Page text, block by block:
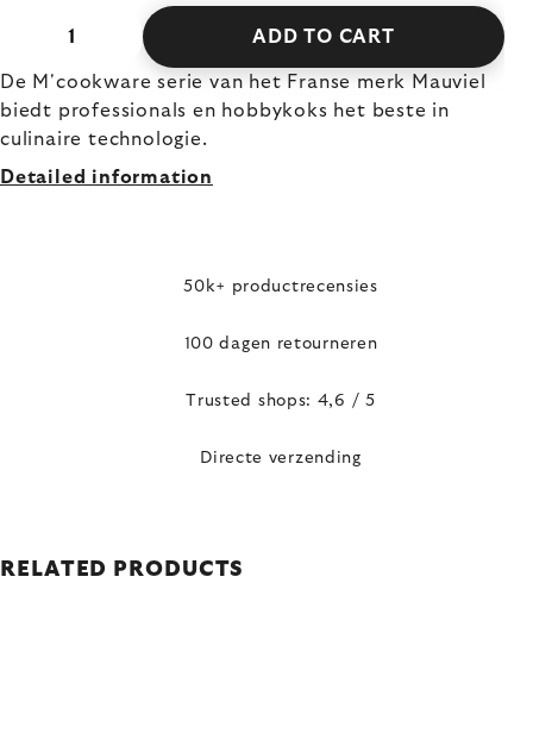
ADD TO CART
De M'cookware serie van het Franse merk Mauviel
biedt professionals en hobbykoks het beste in
culinaire technologie.
Detailed information
50k+ productrecensies
100 dagen retourneren
Trusted shops: 4,6 / 5
Directe verzending
RELATED PRODUCTS